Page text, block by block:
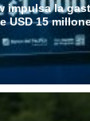
impulsa la
USD 15